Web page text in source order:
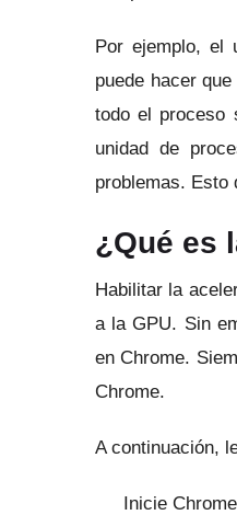
Por ejemplo, el
puede hacer
todo el proceso
unidad de
problemas. Esto
¿Qué es
Habilitar la
a la GPU. Sin
en Chrome.
Chrome.
A continuación,
Inicie